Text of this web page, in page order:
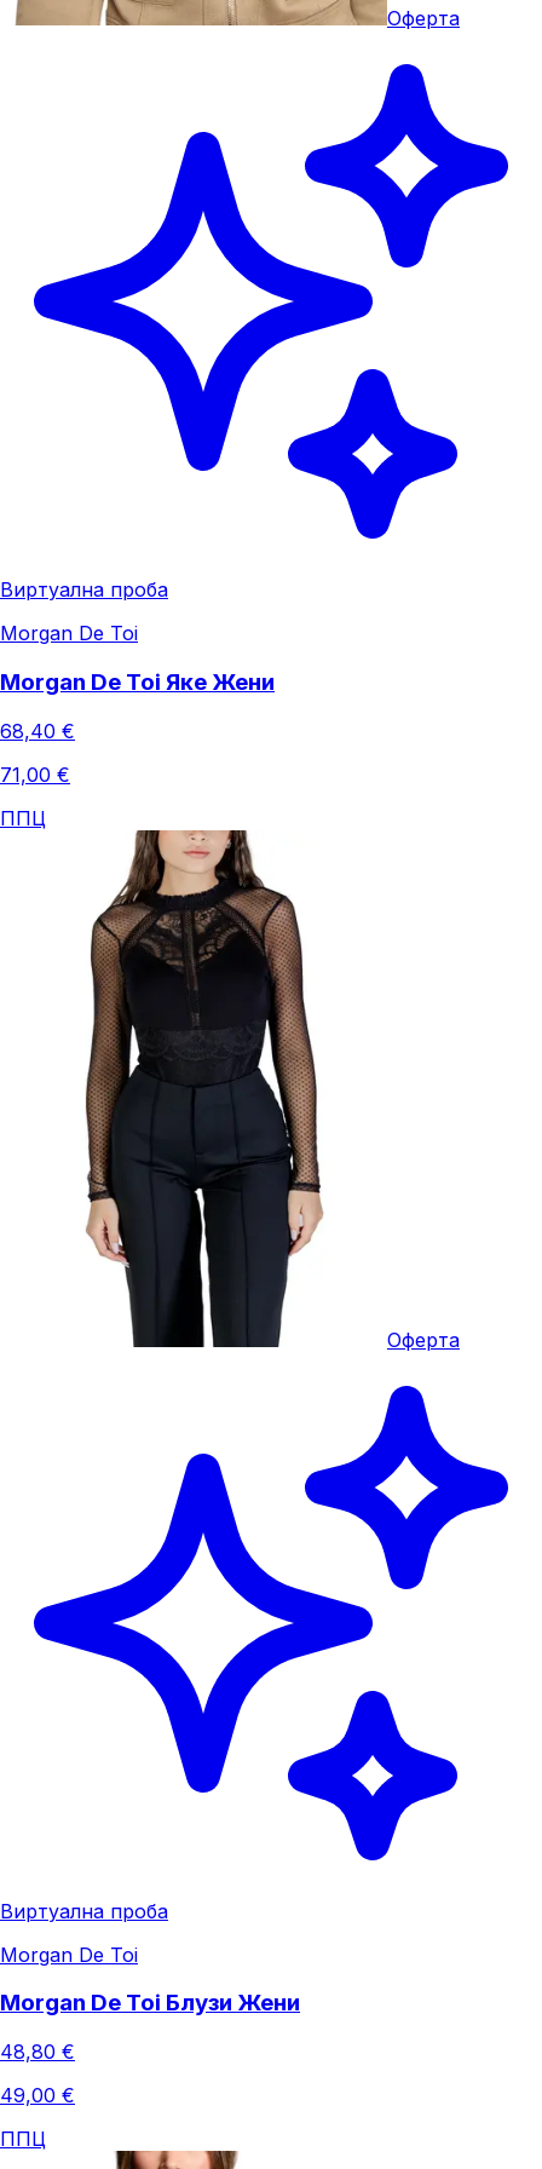
Оферта
Виртуална проба
Morgan De Toi
Morgan De Toi Яке Жени
68,40 €
71,00 €
ППЦ
Оферта
Виртуална проба
Morgan De Toi
Morgan De Toi Блузи Жени
48,80 €
49,00 €
ППЦ